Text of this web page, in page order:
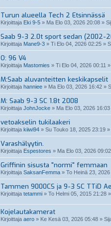
Turun alueella Tech 2 Etsinnässä
Kirjoittaja Eki 9-5 » Ma Elo 03, 2026 20:08 »
Saab 9-3 2.0t sport sedan (2002-
Kirjoittaja Mane9-3 » Ti Elo 04, 2026 02:25 »
O: 96 V4
Kirjoittaja Mastomies » Ti Elo 04, 2026 00:11
M:Saab aluvanteitten keskikapselit
Kirjoittaja hanniee » Ma Elo 03, 2026 16:42 »
M: Saab 9-3 SC 1.8t 2008
Kirjoittaja JohnJocke » Ma Elo 03, 2026 16:03
vetoakselin tukilaakeri
Kirjoittaja kiiwi94 » Su Touko 18, 2025 23:19 »
Varashälyytin.
Kirjoittaja Espestores » Ma Elo 03, 2026 09:02
Griffinin sisusta "normi" femmaan
Kirjoittaja SaksanFemma » To Heinä 23,
Tammen 9000CS ja 9-3 SC TTiD
Kirjoittaja tetammi » To Helmi 05, 2015 21:28
Kojelautakamerat
Kirjoittaja aero » Ke Kesä 03, 2026 05:48 »